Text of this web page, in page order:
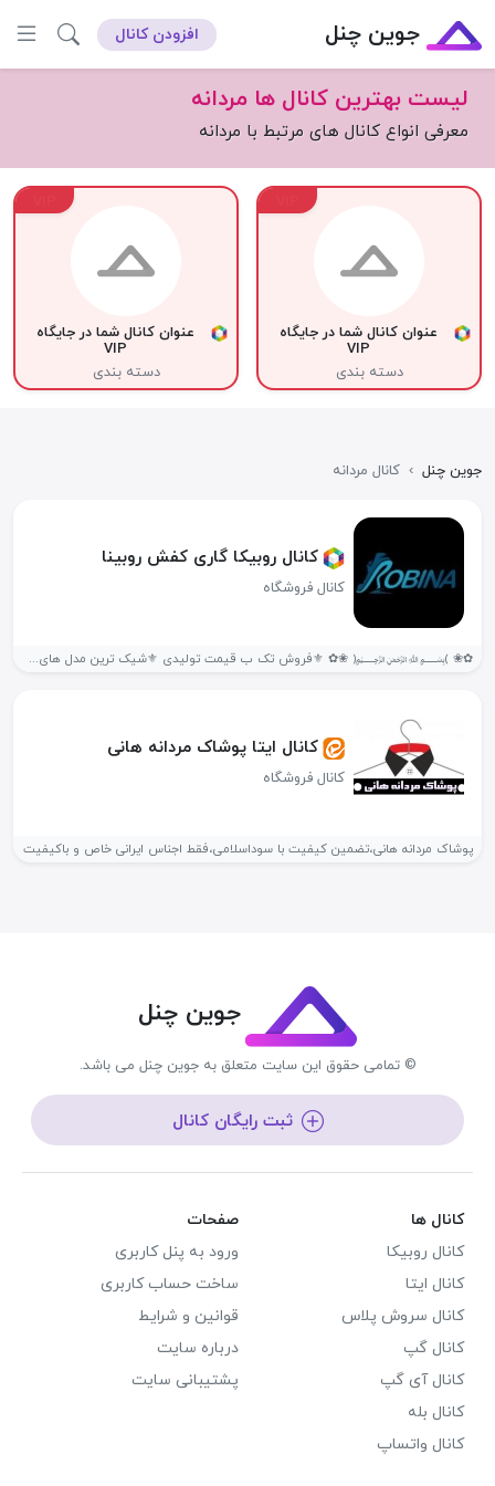
جوین چنل افزودن کانال
لیست بهترین کانال ها مردانه
معرفی انواع کانال های مرتبط با مردانه
عنوان کانال شما در جایگاه
VIP
دسته بندی
عنوان کانال شما در جایگاه
VIP
دسته بندی
جوین چنل › کانال مردانه
کانال روبیکا گاری کفش روبینا
کانال فروشگاه
✿❀ ﴾﷽﴿ ❀✿ ⚜️فروش تک ب قیمت تولیدی ⚜️شیک ترین مدل های...
کانال ایتا پوشاک مردانه هانی
کانال فروشگاه
پوشاک مردانه هانی،تضمین کیفیت با سوداسلامی،فقط اجناس ایرانی خاص و باکیفیت
جوین چنل
© تمامی حقوق این سایت متعلق به جوین چنل می باشد.
ثبت رایگان کانال
کانال ها
کانال روبیکا
کانال ایتا
کانال سروش پلاس
کانال گپ
کانال آی گپ
کانال بله
کانال واتساپ
صفحات
ورود به پنل کاربری
ساخت حساب کاربری
قوانین و شرایط
درباره سایت
پشتیبانی سایت